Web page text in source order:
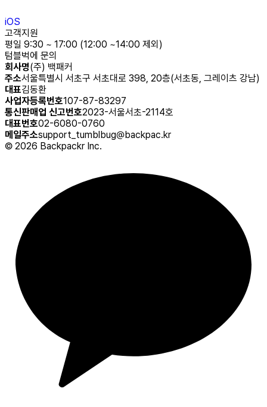
iOS
고객지원
평일 9:30 ~ 17:00 (12:00 ~14:00 제외)
텀블벅에 문의
회사명(주) 백패커
주소서울특별시 서초구 서초대로 398, 20층(서초동, 그레이츠 강남)
대표김동환
사업자등록번호107-87-83297
통신판매업 신고번호2023-서울서초-2114호
대표번호02-6080-0760
메일주소support_tumblbug@backpac.kr
© 2026 Backpackr Inc.